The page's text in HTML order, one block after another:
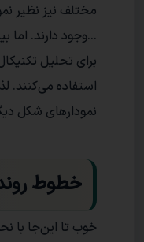
مختلف نیز نظیر
...وجود دارند. اما
برای تحلیل
استفاده می‌کنند.
نمودارهای شکل
خطوط
خوب تا این‌جا با